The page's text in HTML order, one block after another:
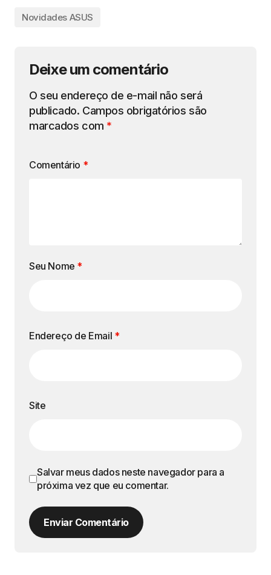
Novidades ASUS
Deixe um comentário
O seu endereço de e-mail não será
publicado. Campos obrigatórios são
marcados com *
Comentário *
Seu Nome *
Endereço de Email *
Site
Salvar meus dados neste navegador para a
próxima vez que eu comentar.
Enviar Comentário